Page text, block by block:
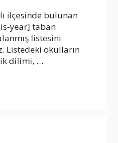
ilçesinde bulunan
year] taban
listesini
Listedeki okulların
dilimi, …